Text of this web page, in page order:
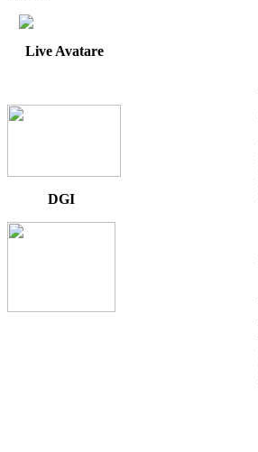
Live Avatare
DGI